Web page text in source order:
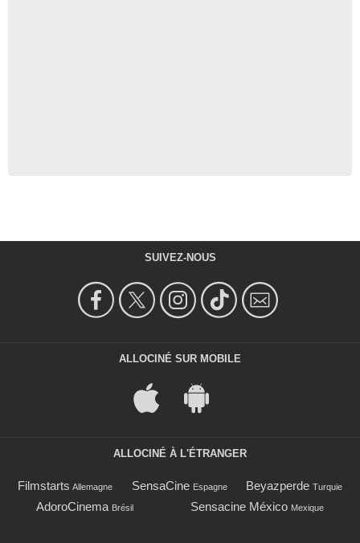
SUIVEZ-NOUS
ALLOCINÉ SUR MOBILE
ALLOCINÉ À L'ÉTRANGER
Filmstarts Allemagne SensaCine Espagne Beyazperde Turquie
AdoroCinema Brésil Sensacine México Mexique